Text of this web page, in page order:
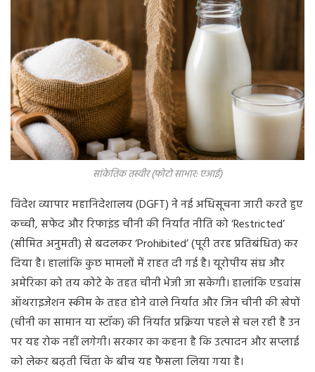
सांकेतिक तस्वीर (फोटो साभार: एआई)
विदेश व्यापार महानिदेशालय (DGFT) ने नई अधिसूचना जारी करते हुए
कच्ची, सफेद और रिफाइंड चीनी की निर्यात नीति को ‘Restricted’
(सीमित अनुमती) से बदलकर ‘Prohibited’ (पूरी तरह प्रतिबंधित) कर
दिया है। हालांकि कुछ मामलों में राहत दी गई है। यूरोपीय संघ और
अमेरिका को तय कोटे के तहत चीनी भेजी जा सकेगी। हालांकि एडवांस
ऑथराइजेशन स्कीम के तहत होने वाले निर्यात और जिन चीनी की खेपों
(चीनी का सामान या स्टॉक) की निर्यात प्रक्रिया पहले से चल रही है उन
पर यह रोक नहीं लगेगी। सरकार का कहना है कि उत्पादन और सप्लाई
को लेकर बढ़ती चिंता के बीच यह फैसला लिया गया है।